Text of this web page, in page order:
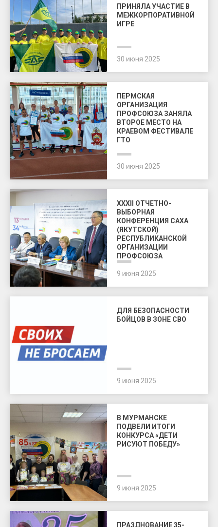
ПРИНЯЛА УЧАСТИЕ В
МЕЖКОРПОРАТИВНОЙ
ИГРЕ
30 июня 2025
ПЕРМСКАЯ
ОРГАНИЗАЦИЯ
ПРОФСОЮЗА ЗАНЯЛА
ВТОРОЕ МЕСТО НА
КРАЕВОМ ФЕСТИВАЛЕ
ГТО
30 июня 2025
XXXII ОТЧЕТНО-
ВЫБОРНАЯ
КОНФЕРЕНЦИЯ САХА
(ЯКУТСКОЙ)
РЕСПУБЛИКАНСКОЙ
ОРГАНИЗАЦИИ
ПРОФСОЮЗА
9 июня 2025
ДЛЯ БЕЗОПАСНОСТИ
БОЙЦОВ В ЗОНЕ СВО
9 июня 2025
В МУРМАНСКЕ
ПОДВЕЛИ ИТОГИ
КОНКУРСА «ДЕТИ
РИСУЮТ ПОБЕДУ»
9 июня 2025
ПРАЗДНОВАНИЕ 35-